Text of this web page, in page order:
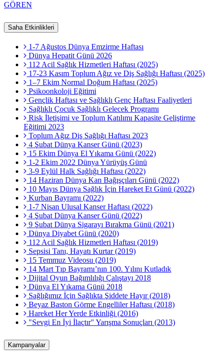
GÖREN
Saha Etkinlikleri
1-7 Ağustos Dünya Emzirme Haftası
Dünya Hepatit Günü 2026
112 Acil Sağlık Hizmetleri Haftası (2025)
17-23 Kasım Toplum Ağız ve Diş Sağlığı Haftası (2025)
1–7 Ekim Normal Doğum Haftası (2025)
Psikoonkoloji Eğitimi
Gençlik Haftası ve Sağlıklı Genç Haftası Faaliyetleri
Sağlıklı Çocuk Sağlıklı Gelecek Programı
Risk İletişimi ve Toplum Katılımı Kapasite Geliştirme
Eğitimi 2023
Toplum Ağız Diş Sağlığı Haftası 2023
4 Şubat Dünya Kanser Günü (2023)
15 Ekim Dünya El Yıkama Günü (2022)
1-2 Ekim 2022 Dünya Yürüyüş Günü
3-9 Eylül Halk Sağlığı Haftası (2022)
14 Haziran Dünya Kan Bağışçıları Günü (2022)
10 Mayıs Dünya Sağlık İçin Hareket Et Günü (2022)
Kurban Bayramı (2022)
1-7 Nisan Ulusal Kanser Haftası (2022)
4 Şubat Dünya Kanser Günü (2022)
9 Şubat Dünya Sigarayı Bırakma Günü (2021)
Dünya Diyabet Günü (2020)
112 Acil Sağlık Hizmetleri Haftası (2019)
Sepsisi Tanı, Hayatı Kurtar (2019)
15 Temmuz Videosu (2019)
14 Mart Tıp Bayramı’nın 100. Yılını Kutladık
Dijital Oyun Bağımlılığı Çalıştayı 2018
Dünya El Yıkama Günü 2018
Sağlığımız İçin Sağlıkta Şiddete Hayır (2018)
Beyaz Baston Görme Engelliler Haftası (2018)
Hareket Her Yerde Etkinliği (2016)
"Sevgi En İyi İlaçtır" Yarışma Sonuçları (2013)
Kampanyalar